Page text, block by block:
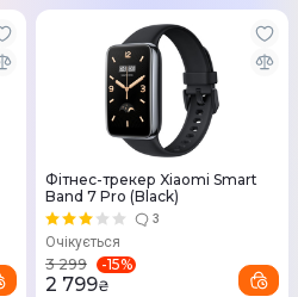
Фітнес-трекер Xiaomi Smart
Band 7 Pro (Black)
3
Очікується
3 299 -15%
2 799₴